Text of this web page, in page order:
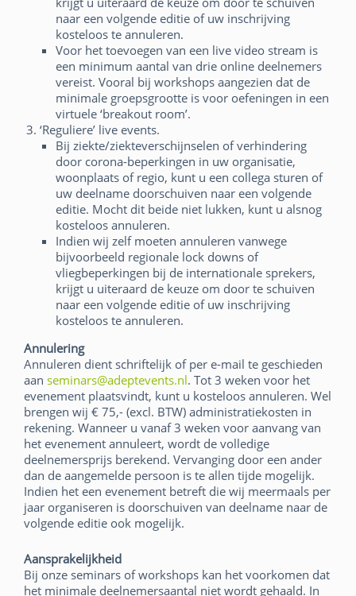
naar een volgende editie of uw inschrijving
kosteloos te annuleren.
Voor het toevoegen van een live video stream is
een minimum aantal van drie online deelnemers
vereist. Vooral bij workshops aangezien dat de
minimale groepsgrootte is voor oefeningen in een
virtuele ‘breakout room’.
‘Reguliere’ live events.
Bij ziekte/ziekteverschijnselen of verhindering
door corona-beperkingen in uw organisatie,
woonplaats of regio, kunt u een collega sturen of
uw deelname doorschuiven naar een volgende
editie. Mocht dit beide niet lukken, kunt u alsnog
kosteloos annuleren.
Indien wij zelf moeten annuleren vanwege
bijvoorbeeld regionale lock downs of
vliegbeperkingen bij de internationale sprekers,
krijgt u uiteraard de keuze om door te schuiven
naar een volgende editie of uw inschrijving
kosteloos te annuleren.
Annulering
Annuleren dient schriftelijk of per e-mail te geschieden
aan seminars@adeptevents.nl. Tot 3 weken voor het
evenement plaatsvindt, kunt u kosteloos annuleren. Wel
brengen wij € 75,- (excl. BTW) administratiekosten in
rekening. Wanneer u vanaf 3 weken voor aanvang van
het evenement annuleert, wordt de volledige
deelnemersprijs berekend. Vervanging door een ander
dan de aangemelde persoon is te allen tijde mogelijk.
Indien het een evenement betreft die wij meermaals per
jaar organiseren is doorschuiven van deelname naar de
volgende editie ook mogelijk.
Aansprakelijkheid
Bij onze seminars of workshops kan het voorkomen dat
het minimale deelnemersaantal niet wordt gehaald. In